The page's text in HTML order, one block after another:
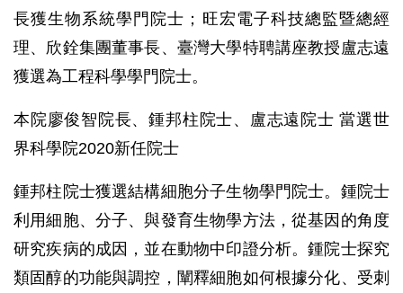
長獲生物系統學門院士；旺宏電子科技總監暨總經
理、欣銓集團董事長、臺灣大學特聘講座教授盧志遠
獲選為工程科學學門院士。
本院廖俊智院長、鍾邦柱院士、盧志遠院士 當選世
界科學院2020新任院士
鍾邦柱院士獲選結構細胞分子生物學門院士。鍾院士
利用細胞、分子、與發育生物學方法，從基因的角度
研究疾病的成因，並在動物中印證分析。鍾院士探究
類固醇的功能與調控，闡釋細胞如何根據分化、受刺